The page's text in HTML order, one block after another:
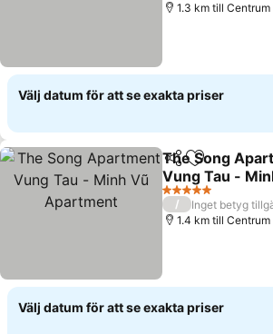
1.3 km till Centrum
Välj datum för att se exakta priser
Dela Lägg till i
The Song
Vung Tau -
Apartment
5 Stjärnor
/
Inget betyg
1.4 km till Centrum
Välj datum för att se exakta priser